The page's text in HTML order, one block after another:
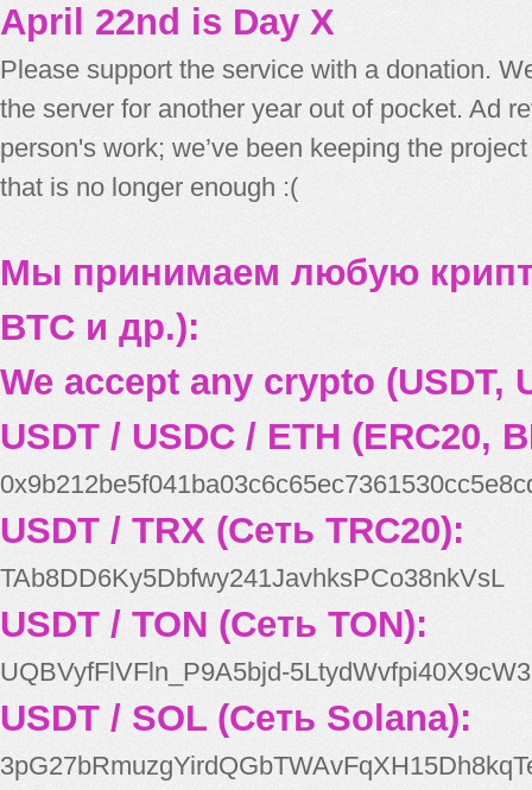
April 22nd is Day X
Please support the service with a donation.
the server for another year out of pocket. Ad
person's work; we’ve been keeping the
that is no longer enough :(
Мы принимаем любую
BTC и др.):
We accept any crypto (USDT,
USDT / USDC / ETH (ERC20,
USDT / TRX (Сеть TRC20):
TAb8DD6Ky5Dbfwy241JavhksPCo38nkVsL
USDT / TON (Сеть TON):
UQBVyfFlVFln_P9A5bjd-
USDT / SOL (Сеть Solana):